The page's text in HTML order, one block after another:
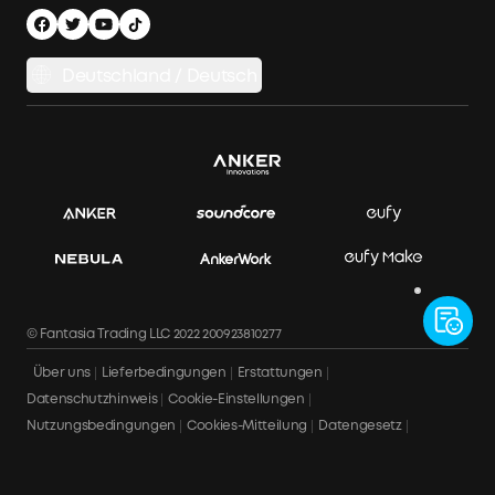
Energiespeichersystem
Balkonkraftwerk-Auswahlhilfe
Finanzierungsplan
Versandbedingungen
Datenschutzhinweis
Impressum
Datensicherheit & Datenschutz
© Fantasia Trading LLC 2022 200923810277
Über uns Lieferbedingungen Erstattungen
Datenschutzhinweis Cookie-Einstellungen
Nutzungsbedingungen Cookies-Mitteilung Datengesetz